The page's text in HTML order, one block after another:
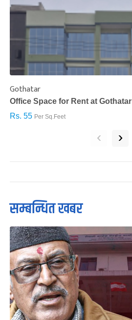
Gothatar
Office Space for Rent at Gothatar
Rs. 55 Per Sq.Feet
‹ ›
सम्बन्धित खबर